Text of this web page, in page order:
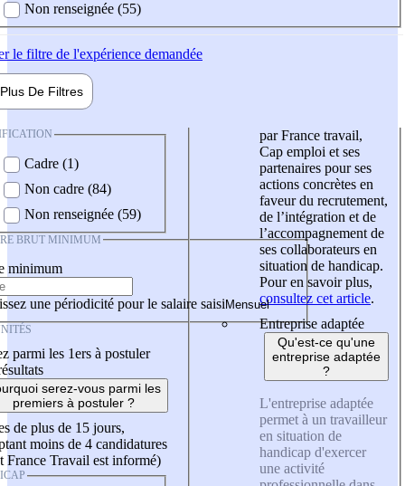
Non renseignée (55)
le filtre de l'expérience demandée
Plus De Filtres
Cadre (1)
Non cadre (84)
Non renseignée (59)
BRUT MINIMUM
minimum
une périodicité pour le salaire saisi
parmi les 1ers à postuler
serez-vous parmi les
premiers à postuler ?
de plus de 15 jours,
moins de 4 candidatures
France Travail est informé)
par France travail,
Cap emploi et ses
partenaires pour ses
actions concrètes en
faveur du recrutement,
de l’intégration et de
l’accompagnement de
ses collaborateurs en
situation de handicap.
Pour en savoir plus,
consultez cet article.
Entreprise adaptée
Qu'est-ce qu'une
entreprise adaptée
?
L'entreprise adaptée
permet à un travailleur
en situation de
handicap d'exercer
une activité